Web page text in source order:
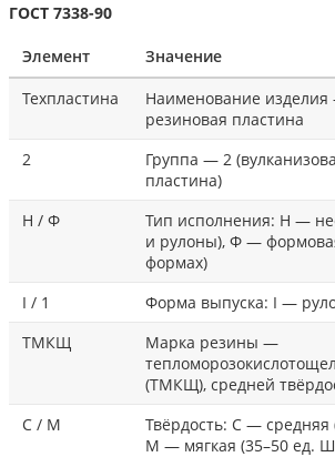
ГОСТ 7338-90
Элемент
Значение
Техпластина
Наименование изделия
резиновая пластина
2
Группа — 2
пластина)
Н / Ф
Тип исполнения: Н —
и рулоны), Ф —
формах)
I / 1
Форма выпуска: I —
ТМКЩ
Марка резины —
(ТМКЩ), средней
С / М
Твёрдость: С —
М — мягкая (35–50 ед.